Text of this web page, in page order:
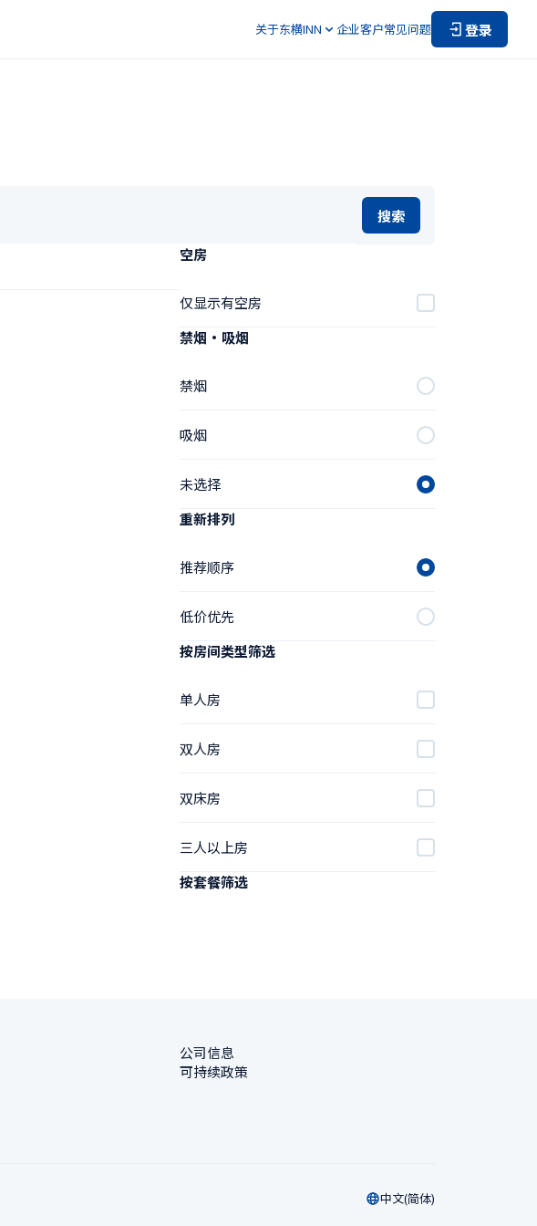
关于东横INN 企业客户常见问题 登录
搜索
空房
仅显示有空房
禁烟・吸烟
禁烟
吸烟
未选择
重新排列
推荐顺序
低价优先
按房间类型筛选
单人房
双人房
双床房
三人以上房
按套餐筛选
公司信息
可持续政策
中文(简体)